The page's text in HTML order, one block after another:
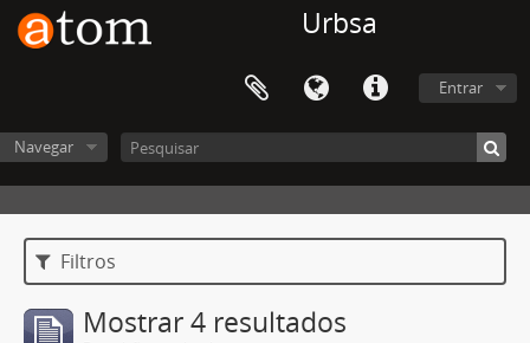
Urbsa
Entrar
Navegar
Filtros
Mostrar 4 resultados